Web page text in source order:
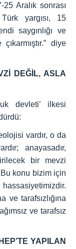
Aralık sonrası
yargısı, 15
saygınlığı ve
diye
DEĞİL, ASLA
devleti’ ilkesi
vardır, o da
anayasadır,
bir mevzi
konu bizim için
ve tarafsızlığına
ve tarafsız
YAPILAN